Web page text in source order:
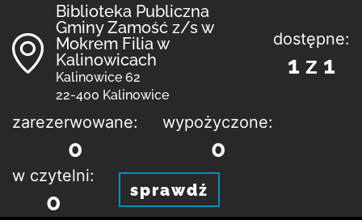
Biblio­teka Publiczna
Gminy Zamość z/s w
Mokrem Filia w
Kalinowicach
Kalinowice 62
22-400 Kalinowice
dostępne:
1 z 1
zarezerwowane:
0
wypożyczone:
0
w czytelni:
0 sprawdź